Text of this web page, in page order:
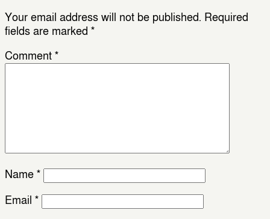
Your email address will not be published. Required
fields are marked *
Comment *
Name *
Email *